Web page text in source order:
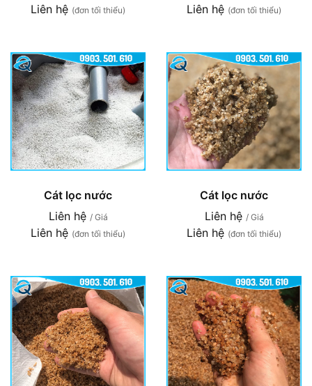
Liên hệ (đơn tối thiểu) Liên hệ (đơn tối thiểu)
Cát lọc nước
Liên hệ / Giá
Liên hệ (đơn tối thiểu)
Cát lọc nước
Liên hệ / Giá
Liên hệ (đơn tối thiểu)